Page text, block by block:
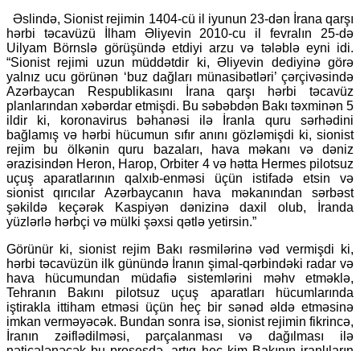
Əslində, Sionist rejimin 1404-cü il iyunun 23-dən İrana qarşı
hərbi təcavüzü İlham Əliyevin 2010-cu il fevralın 25-də
Uilyam Börnslə görüşündə etdiyi arzu və tələblə eyni idi.
“Sionist rejimi uzun müddətdir ki, Əliyevin dediyinə görə
yalnız ucu görünən ‘buz dağları münasibətləri’ çərçivəsində
Azərbaycan Respublikasını İrana qarşı hərbi təcavüz
planlarından xəbərdar etmişdi. Bu səbəbdən Bakı təxminən 5
ildir ki, koronavirus bəhanəsi ilə İranla quru sərhədini
bağlamış və hərbi hücumun sıfır anını gözləmişdi ki, sionist
rejim bu ölkənin quru bazaları, hava məkanı və dəniz
ərazisindən Heron, Harop, Orbiter 4 və hətta Hermes pilotsuz
uçuş aparatlarının qalxıb-enməsi üçün istifadə etsin və
sionist qırıcılar Azərbaycanın hava məkanından sərbəst
şəkildə keçərək Kaspiyən dənizinə daxil olub, İranda
yüzlərlə hərbçi və mülki şəxsi qətlə yetirsin.”
Görünür ki, sionist rejim Bakı rəsmilərinə vəd vermişdi ki,
hərbi təcavüzün ilk günündə İranın şimal-qərbindəki radar və
hava hücumundan müdafiə sistemlərini məhv etməklə,
Tehranın Bakını pilotsuz uçuş aparatları hücumlarında
iştirakla ittiham etməsi üçün heç bir sənəd əldə etməsinə
imkan verməyəcək. Bundan sonra isə, sionist rejimin fikrincə,
İranın zəiflədilməsi, parçalanması və dağılması ilə